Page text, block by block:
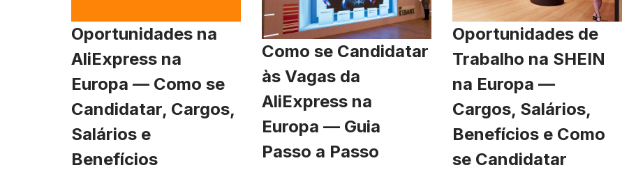
Oportunidades na
AliExpress na
Europa — Como se
Candidatar, Cargos,
Salários e
Benefícios
Como se Candidatar
às Vagas da
AliExpress na
Europa — Guia
Passo a Passo
Oportunidades de
Trabalho na SHEIN
na Europa —
Cargos, Salários,
Benefícios e Como
se Candidatar